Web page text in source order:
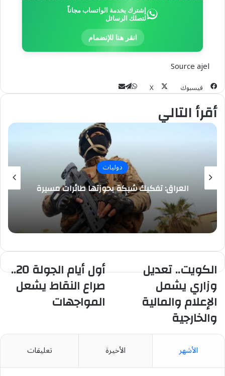
إشترك بخدمة الواتساب مجاناً
لتصلك الرسائل
انقر هنا للإنضمام
Source ajel
فيسبوك ‫X واتساب
تيلقرام
مشاركة
عبر
أقرأ التالي
دوليات
العراق: تفكيك شبكة بحوزتها طائرات مسيرة
الكويت..
تعديل
وزاري
يشمل
الإعلام
والمالية
الكويت.. تعديل
وزاري يشمل
الإعلام والمالية
والخارجية
أول
أيام
الجولة
20..
صراع
أول أيام الجولة 20..
صراع النقاط يشعل
المواجهات
الأشهر الأخيرة تعليقات